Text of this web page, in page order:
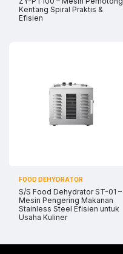
Kentang Spiral Praktis &
Efisien
FOOD DEHYDRATOR
S/S Food Dehydrator ST-01 –
Mesin Pengering Makanan
Stainless Steel Efisien untuk
Usaha Kuliner